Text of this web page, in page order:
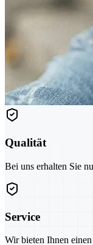
Qualität
Bei uns erhalten Sie
Service
Wir bieten Ihnen